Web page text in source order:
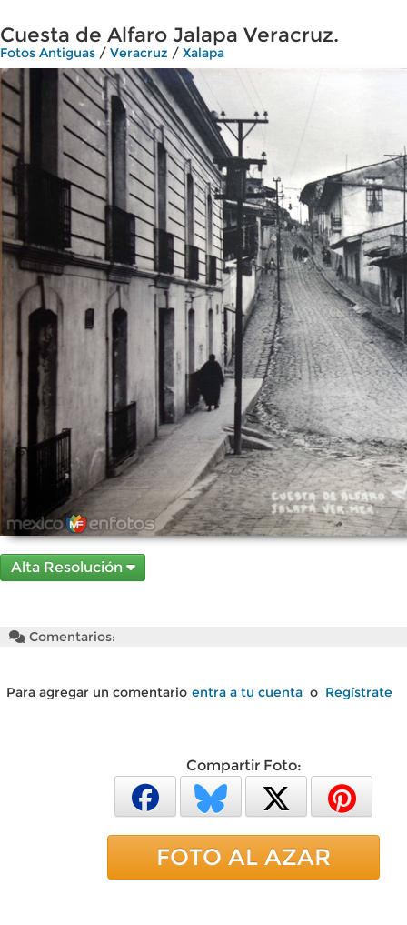
Cuesta de Alfaro Jalapa Veracruz.
Fotos Antiguas / Veracruz / Xalapa
Alta Resolución
Comentarios:
Para agregar un comentario entra a tu cuenta o Regístrate
Compartir Foto:
FOTO AL AZAR